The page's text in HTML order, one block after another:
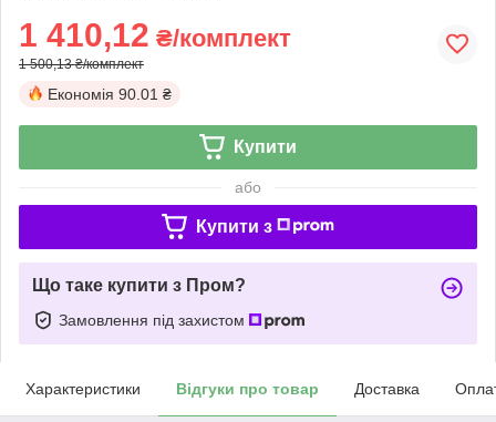
1 410,12 ₴/комплект
1 500,13 ₴/комплект
Економія 90.01 ₴
Купити
або
Купити з
Що таке купити з Пром?
Замовлення під захистом
Характеристики Відгуки про товар Доставка